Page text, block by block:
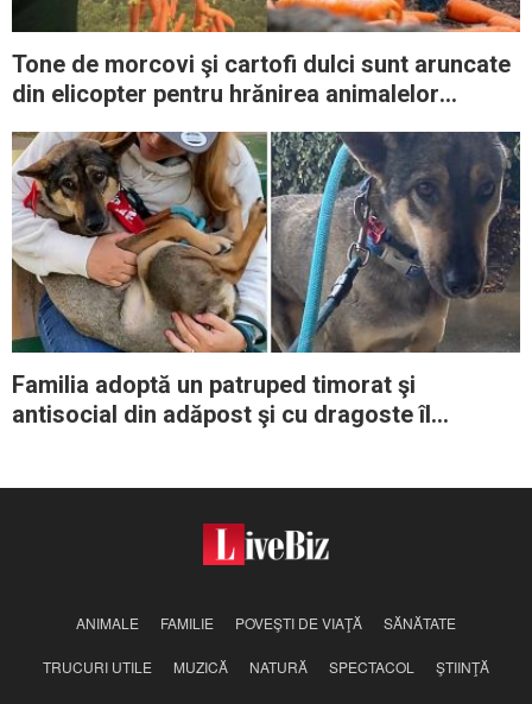
Tone de morcovi şi cartofi dulci sunt aruncate
din elicopter pentru hrănirea animalelor
Familia adoptă un patruped timorat şi
antisocial din adăpost şi cu dragoste îl
ANIMALE FAMILIE POVEŞTI DE VIAŢĂ SĂNĂTATE
TRUCURI UTILE MUZICĂ NATURĂ SPECTACOL ŞTIINŢĂ